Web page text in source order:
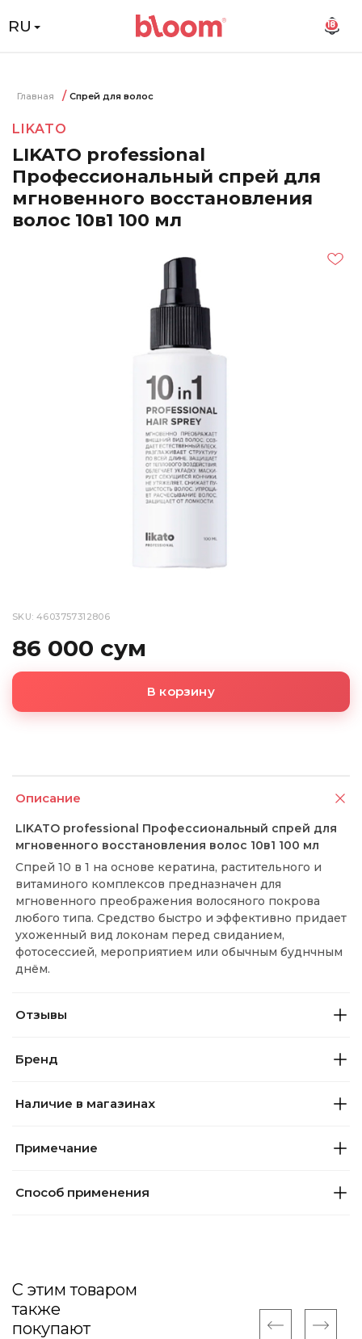
RU 18
Главная Спрей для волос
LIKATO
LIKATO professional
Профессиональный спрей для
мгновенного восстановления
волос 10в1 100 мл
SKU: 4603757312806
86 000 сум
В корзину
Описание
LIKATO professional Профессиональный спрей для
мгновенного восстановления волос 10в1 100 мл
Спрей 10 в 1 на основе кератина, растительного и
витаминого комплексов предназначен для
мгновенного преображения волосяного покрова
любого типа. Средство быстро и эффективно придает
ухоженный вид локонам перед свиданием,
фотосессией, мероприятием или обычным буднчным
днём.
Отзывы
Бренд
Наличие в магазинах
Примечание
Способ применения
С этим товаром
также
покупают